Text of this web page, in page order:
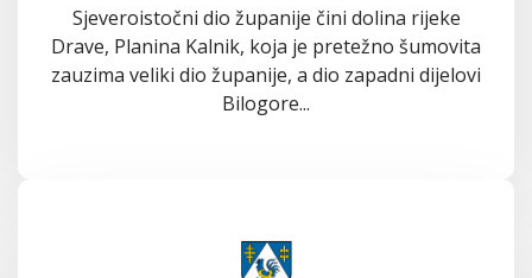
Sjeveroistočni dio županije čini dolina rijeke
Drave, Planina Kalnik, koja je pretežno šumovita
zauzima veliki dio županije, a dio zapadni dijelovi
Bilogore...